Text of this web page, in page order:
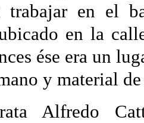
trabajar en el
en la
ése era un
y material
Alfredo